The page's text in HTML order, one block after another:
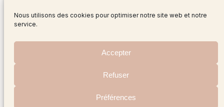
Nous utilisons des cookies pour optimiser notre site web et notre
service.
Accepter
Refuser
Préférences
Site web